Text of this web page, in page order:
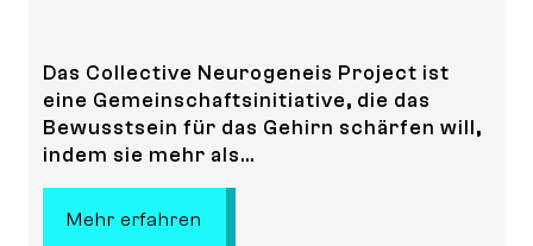
Das Collective Neurogeneis Project ist
eine Gemeinschaftsinitiative, die das
Bewusstsein für das Gehirn schärfen will,
indem sie mehr als...
Mehr erfahren